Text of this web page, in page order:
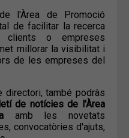
l'Àrea de Promoció
de facilitar la recerca
o empreses
millorar la visibilitat i
de les empreses del
directori, també podràs
de notícies de l'Àrea
amb les novetats
convocatòries d'ajuts,